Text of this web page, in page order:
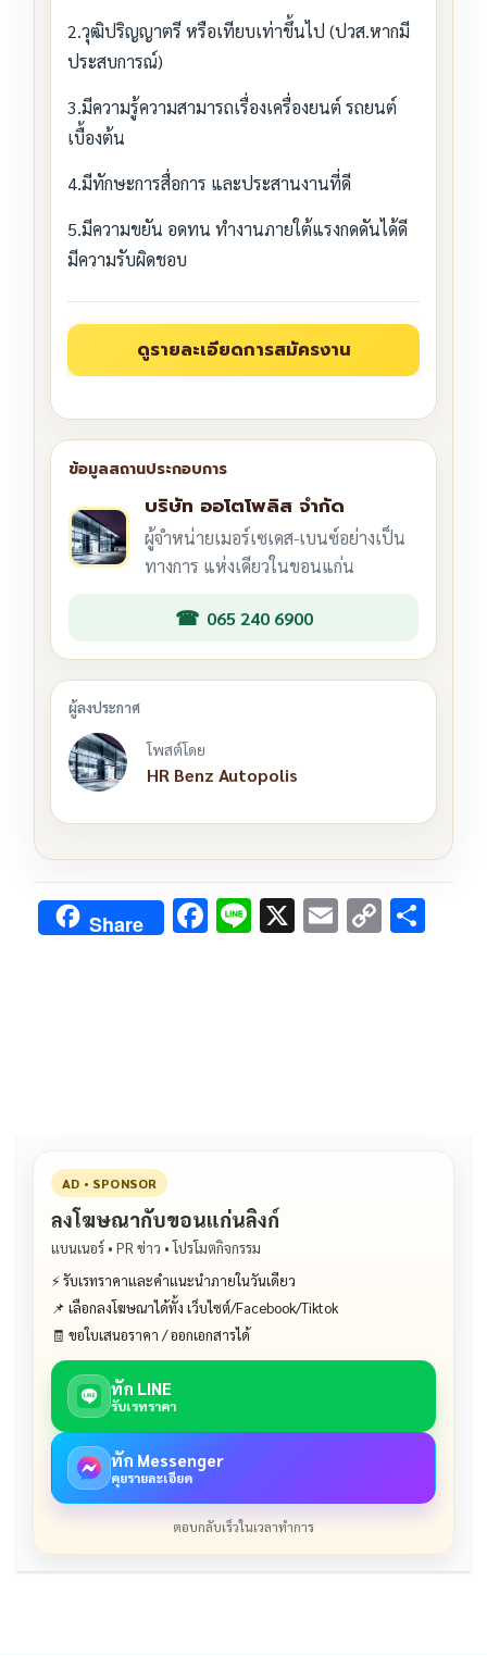
2.วุฒิปริญญาตรี หรือเทียบเท่าขึ้นไป (ปวส.หากมี
ประสบการณ์)
3.มีความรู้ความสามารถเรื่องเครื่องยนต์ รถยนต์
เบื้องต้น
4.มีทักษะการสื่อการ และประสานงานที่ดี
5.มีความขยัน อดทน ทำงานภายใต้แรงกดดันได้ดี
มีความรับผิดชอบ
บริษัท ออโตโพลิส จำกัด
ผู้จำหน่ายเมอร์เซเดส-เบนซ์อย่างเป็น
ทางการ แห่งเดียวในขอนแก่น
065 240 6900
โพสต์โดย
HR Benz Autopolis
Share F Li X E C
AD • SPONSOR
ลงโฆษณากับขอนแก่นลิงก์
แบนเนอร์ • PR ข่าว • โปรโมตกิจกรรม
⚡ รับเรทราคาและคำแนะนำภายในวันเดียว
📌 เลือกลงโฆษณาได้ทั้ง เว็บไซต์/Facebook/Tiktok
🧾 ขอใบเสนอราคา / ออกเอกสารได้
ทัก LINE
รับเรทราคา
ทัก Messenger
คุยรายละเอียด
ตอบกลับเร็วในเวลาทำการ